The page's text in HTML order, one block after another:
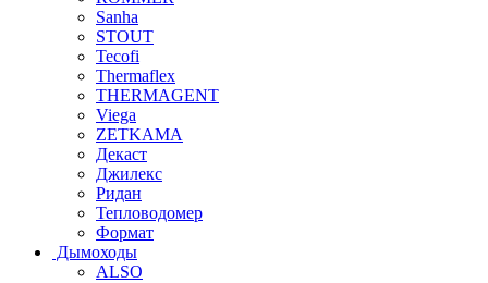
Sanha
STOUT
Tecofi
Thermaflex
THERMAGENT
Viega
ZETKAMA
Декаст
Джилекс
Ридан
Тепловодомер
Формат
Дымоходы
ALSO